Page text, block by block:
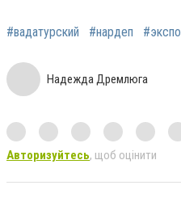
#вадатурский #нардеп
Надежда Дремлюга
Авторизуйтесь, щоб оцінити